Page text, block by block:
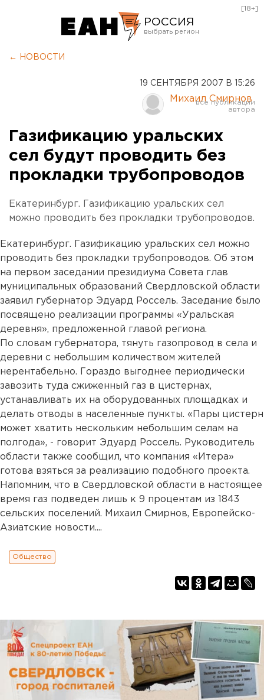
РОССИЯ
Курган
Оренбург
[18+]
← НОВОСТИ
19 СЕНТЯБРЯ 2007 В 15:26
Михаил Смирнов
Газификацию уральских
сел будут проводить без
прокладки трубопроводов
Екатеринбург. Газификацию уральских сел
можно проводить без прокладки трубопроводов.
Екатеринбург. Газификацию уральских сел можно
проводить без прокладки трубопроводов. Об этом
на первом заседании президиума Совета глав
муниципальных образований Свердловской области
заявил губернатор Эдуард Россель. Заседание было
посвящено реализации программы «Уральская
деревня», предложенной главой региона.
По словам губернатора, тянуть газопровод в села и
деревни с небольшим количеством жителей
нерентабельно. Гораздо выгоднее периодически
завозить туда сжиженный газ в цистернах,
устанавливать их на оборудованных площадках и
делать отводы в населенные пункты. «Пары цистерн
может хватить нескольким небольшим селам на
полгода», - говорит Эдуард Россель. Руководитель
области также сообщил, что компания «Итера»
готова взяться за реализацию подобного проекта.
Напомним, что в Свердловской области в настоящее
время газ подведен лишь к 9 процентам из 1843
сельских поселений. Михаил Смирнов, Европейско-
Азиатские новости....
Общество